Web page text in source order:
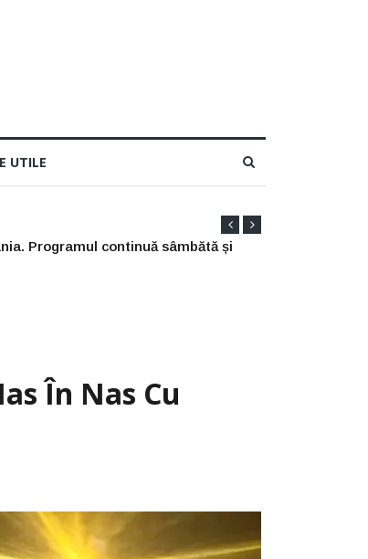
UTILE
În Nas Cu